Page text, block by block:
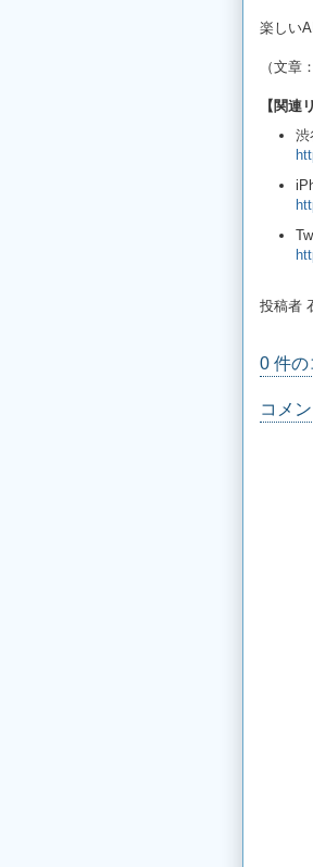
楽しい
（文章
【関連
渋
投稿者
0 件の
コメ